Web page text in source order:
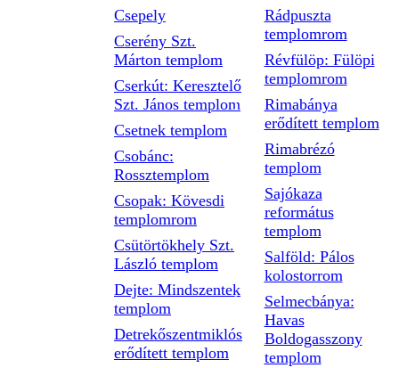
Csepely
Cserény Szt.
Márton templom
Cserkút: Keresztelő
Szt. János templom
Csetnek templom
Csobánc:
Rossztemplom
Csopak: Kövesdi
templomrom
Csütörtökhely Szt.
László templom
Dejte: Mindszentek
templom
Detrekőszentmiklós
erődített templom
Rádpuszta
templomrom
Révfülöp: Fülöpi
templomrom
Rimabánya
erődített templom
Rimabrézó
templom
Sajókaza
református
templom
Salföld: Pálos
kolostorrom
Selmecbánya:
Havas
Boldogasszony
templom